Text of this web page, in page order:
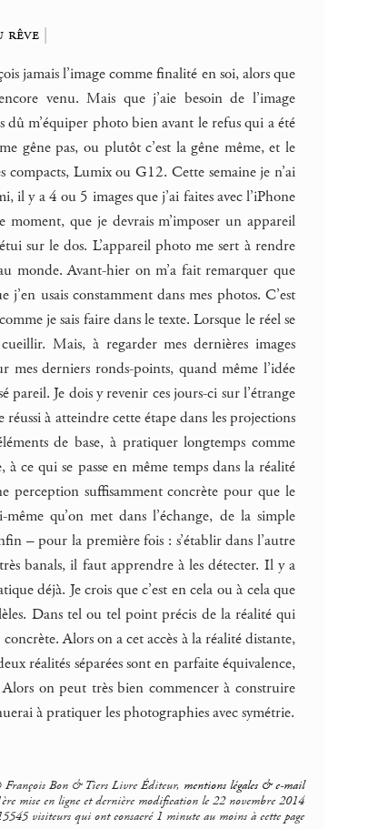
rêve |
jamais l’image comme finalité en soi, alors que
venu. Mais que j’aie besoin de l’image
dû m’équiper photo bien avant le refus qui a été
gêne pas, ou plutôt c’est la gêne même, et le
compacts, Lumix ou G12. Cette semaine je n’ai
y a 4 ou 5 images que j’ai faites avec l’iPhone
que je devrais m’imposer un appareil
sur le dos. L’appareil photo me sert à rendre
monde. Avant-hier on m’a fait remarquer que
j’en usais constamment dans mes photos. C’est
je sais faire dans le texte. Lorsque le réel se
Mais, à regarder mes dernières images
mes derniers ronds-points, quand même l’idée
pareil. Je dois y revenir ces jours-ci sur l’étrange
à atteindre cette étape dans les projections
de base, à pratiquer longtemps comme
ce qui se passe en même temps dans la réalité
perception suffisamment concrète pour que le
qu’on met dans l’échange, de la simple
– pour la première fois : s’établir dans l’autre
banals, il faut apprendre à les détecter. Il y a
déjà. Je crois que c’est en cela ou à cela que
Dans tel ou tel point précis de la réalité qui
Alors on a cet accès à la réalité distante,
réalités séparées sont en parfaite équivalence,
on peut très bien commencer à construire
à pratiquer les photographies avec symétrie.
Bon & Tiers Livre Éditeur, mentions légales & e-mail
mise en ligne et dernière modification le 22 novembre 2014
visiteurs qui ont consacré 1 minute au moins à cette page